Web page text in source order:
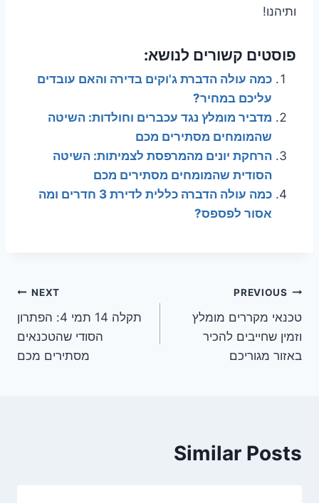
ותיהנו!
פוסטים קשורים לנושא:
כמה עולה הדברת ג'וקים בדירה והאם עובדים
עליכם במחיר?
מדביר מומלץ נגד עכברים וחולדות: השיטה
שהמומחים מסתירים מכם
הרחקת יונים מהמרפסת לצמיתות: השיטה
הסודית שהמומחים מסתירים מכם
כמה עולה הדברה כללית לדירת 3 חדרים ומה
אסור לפספס?
ניווט
PREVIOUS
טכנאי מקררים מומלץ
וזמין שחייבים להכיר
באזור מגוריכם
NEXT
תקלה 14 תמי 4: הפתרון
הסודי שהטכנאים
מסתירים מכם
Similar Posts